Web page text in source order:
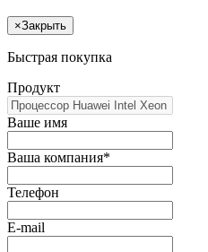
×Закрыть
Быстрая покупка
Продукт
Ваше имя
Ваша компания*
Телефон
E-mail